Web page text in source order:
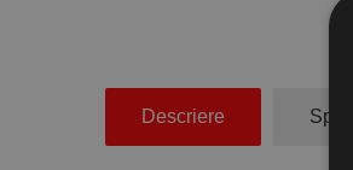
Descriere